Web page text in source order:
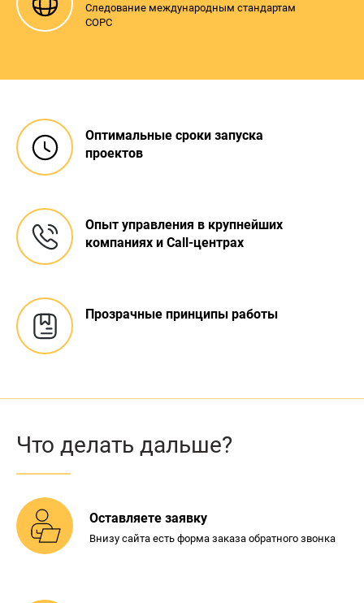
Следование международным стандартам
СOPC
Оптимальные сроки запуска
проектов
Опыт управления в крупнейших
компаниях и Call-центрах
Прозрачные принципы работы
Что делать дальше?
Оставляете заявку
Внизу сайта есть форма заказа обратного звонка